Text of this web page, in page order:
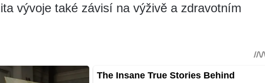
vývoje také závisí na výživě a zdravotním